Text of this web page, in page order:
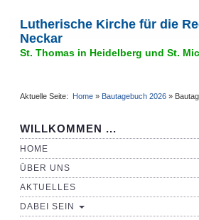
Lutherische Kirche für die
Neckar
St. Thomas in Heidelberg und St.
Aktuelle Seite: Home » Bautagebuch 2026 »
WILLKOMMEN ...
HOME
ÜBER UNS
AKTUELLES
DABEI SEIN